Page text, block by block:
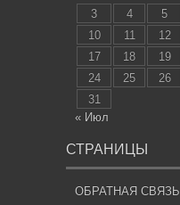
3
4 5
10
11 12
17
18 19
24
25 26
31
« Июл
СТРАНИЦЫ
ОБРАТНАЯ СВЯЗЬ